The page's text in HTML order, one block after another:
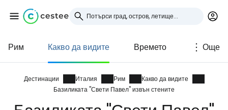
Рим Какво да видите Времето Още
Дестинации Италия Рим
Какво да видите
Базиликата "Свети Павел" извън стените
Влезте в Cestee
... световната общност на туристите